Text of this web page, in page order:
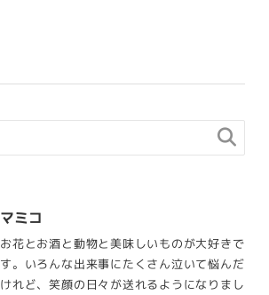
マミコ
お花とお酒と動物と美味しいものが大好きで
す。いろんな出来事にたくさん泣いて悩んだ
けれど、笑顔の日々が送れるようになりまし